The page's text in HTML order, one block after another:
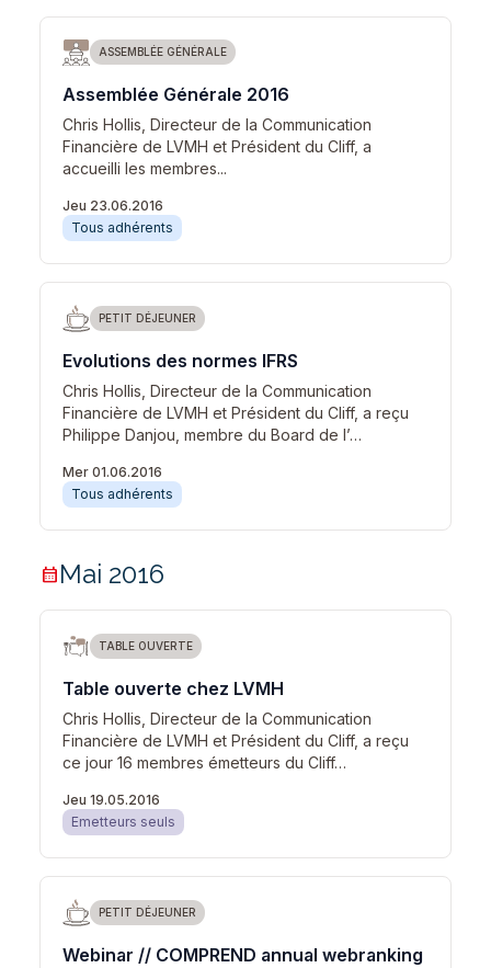
ASSEMBLÉE GÉNÉRALE
Assemblée Générale 2016
Chris Hollis, Directeur de la Communication
Financière de LVMH et Président du Cliff, a
accueilli les membres...
Jeu 23.06.2016
Tous adhérents
PETIT DÉJEUNER
Evolutions des normes IFRS
Chris Hollis, Directeur de la Communication
Financière de LVMH et Président du Cliff, a reçu
Philippe Danjou, membre du Board de l’…
Mer 01.06.2016
Tous adhérents
calendar_monthMai 2016
TABLE OUVERTE
Table ouverte chez LVMH
Chris Hollis, Directeur de la Communication
Financière de LVMH et Président du Cliff, a reçu
ce jour 16 membres émetteurs du Cliff…
Jeu 19.05.2016
Emetteurs seuls
PETIT DÉJEUNER
Webinar // COMPREND annual webranking